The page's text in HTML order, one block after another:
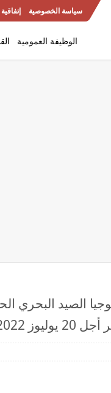
سياسة الخصوصية
الوظيفة العمومية
الصيد